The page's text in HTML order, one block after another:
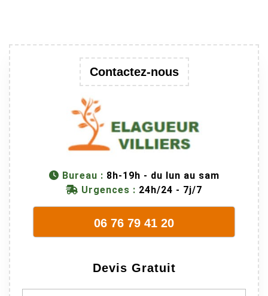
donc
dangereuse.
connaissent
très bien leur
en plus ils
Bref, nous
Contactez-nous
Bureau : 8h-19h - du lun au sam
Urgences : 24h/24 - 7j/7
06 76 79 41 20
Devis Gratuit